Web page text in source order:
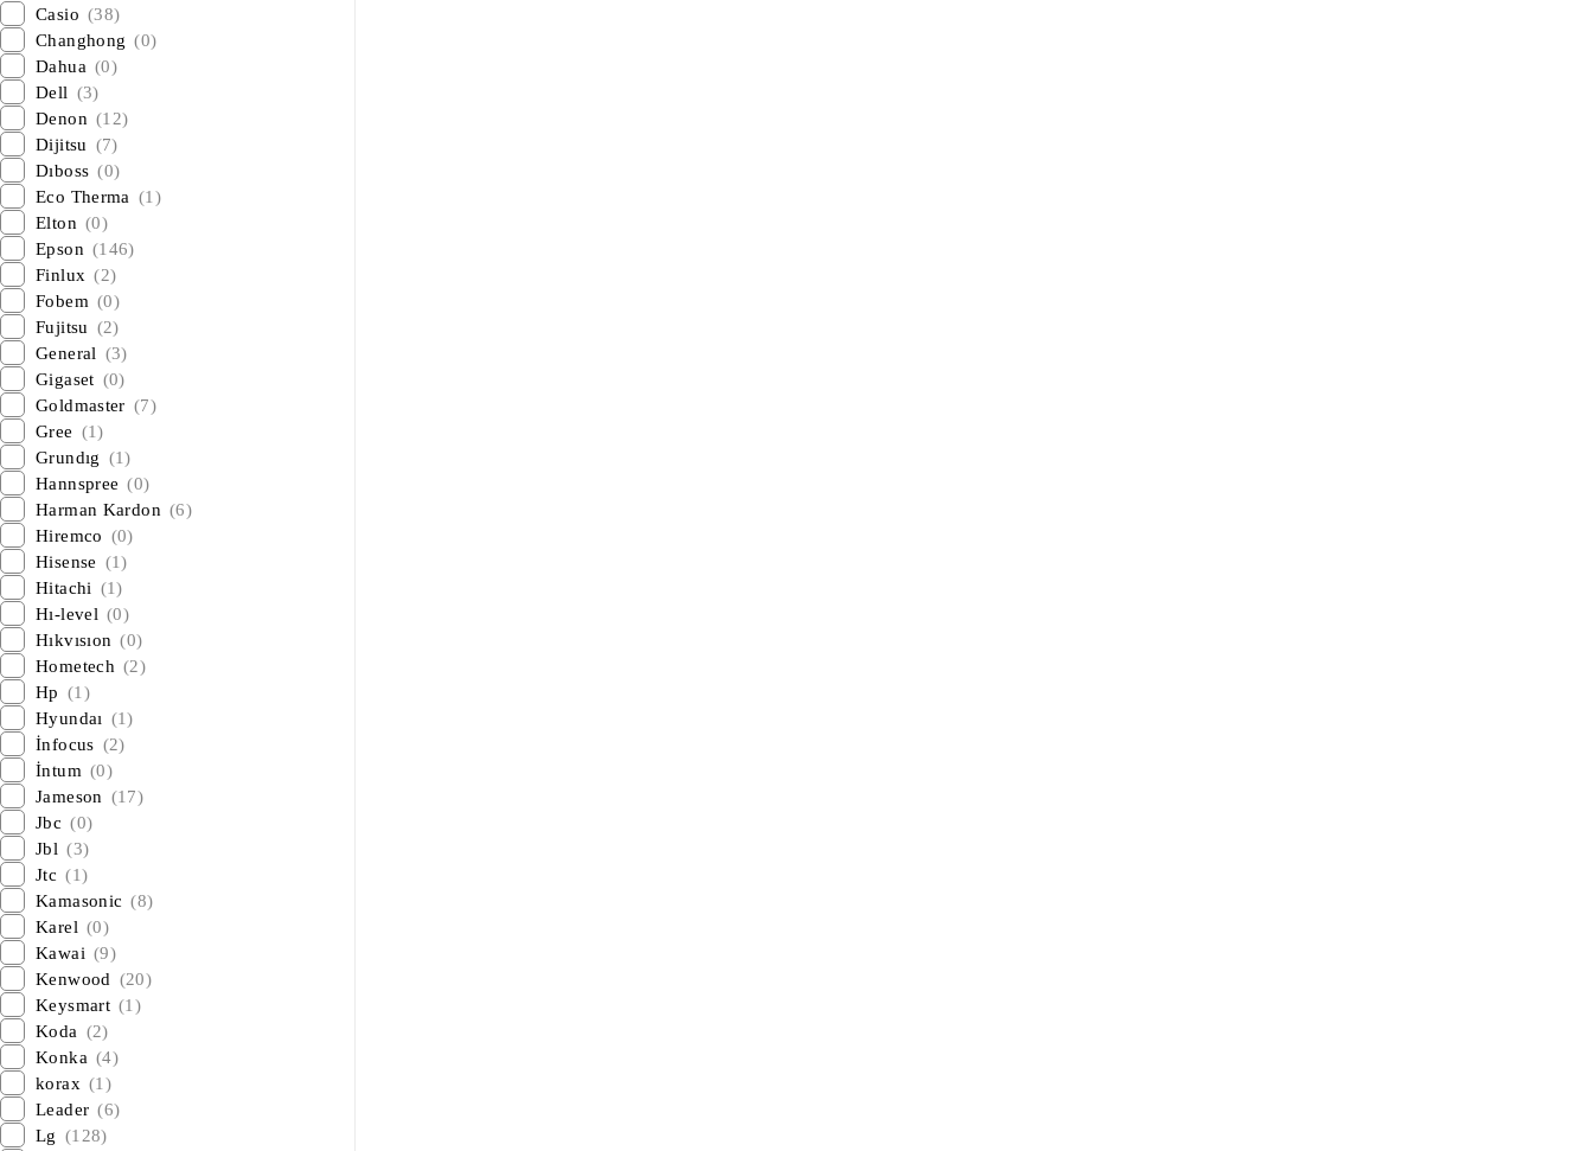
Casio (38)
Changhong (0)
Dahua (0)
Dell (3)
Denon (12)
Dijitsu (7)
Dıboss (0)
Eco Therma (1)
Elton (0)
Epson (146)
Finlux (2)
Fobem (0)
Fujitsu (2)
General (3)
Gigaset (0)
Goldmaster (7)
Gree (1)
Grundıg (1)
Hannspree (0)
Harman Kardon (6)
Hiremco (0)
Hisense (1)
Hitachi (1)
Hı-level (0)
Hıkvısıon (0)
Hometech (2)
Hp (1)
Hyundaı (1)
İnfocus (2)
İntum (0)
Jameson (17)
Jbc (0)
Jbl (3)
Jtc (1)
Kamasonic (8)
Karel (0)
Kawai (9)
Kenwood (20)
Keysmart (1)
Koda (2)
Konka (4)
korax (1)
Leader (6)
Lg (128)